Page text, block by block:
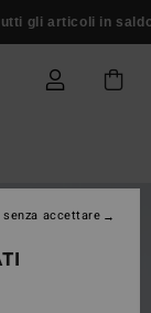
gli articoli in saldo*
senza accettare